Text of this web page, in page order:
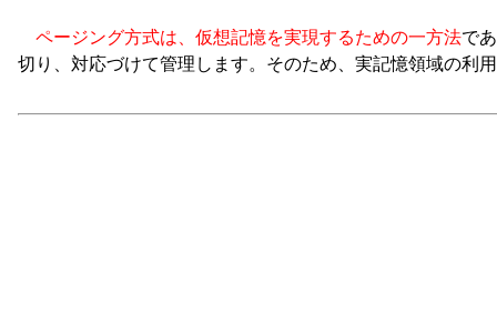
ページング方式は、仮想記憶を実現するための一方法で
切り、対応づけて管理します。そのため、実記憶領域の利